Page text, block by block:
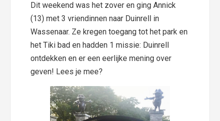
Dit weekend was het zover en ging Annick
(13) met 3 vriendinnen naar Duinrell in
Wassenaar. Ze kregen toegang tot het park en
het Tiki bad en hadden 1 missie: Duinrell
ontdekken en er een eerlijke mening over
geven! Lees je mee?